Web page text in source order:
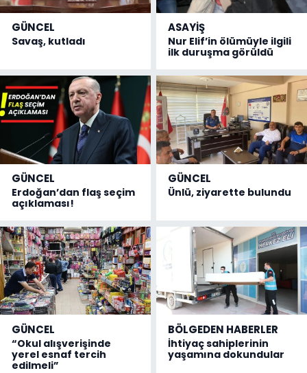
GÜNCEL
Savaş, kutladı
ASAYİŞ
Nur Elif’in ölümüyle ilgili
ilk duruşma görüldü
GÜNCEL
Erdoğan’dan flaş seçim
açıklaması!
GÜNCEL
Ünlü, ziyarette bulundu
GÜNCEL
“Okul alışverişinde
yerel esnaf tercih
edilmeli”
BÖLGEDEN HABERLER
İhtiyaç sahiplerinin
yaşamına dokundular